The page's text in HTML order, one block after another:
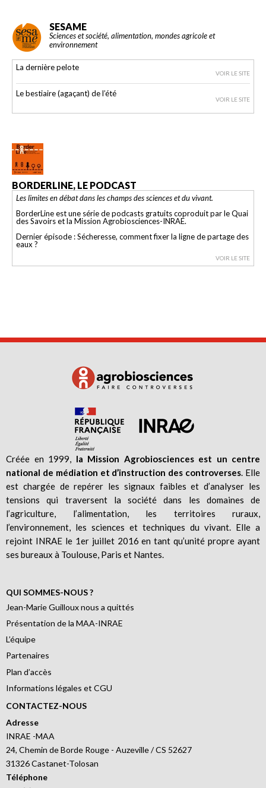
SESAME
Sciences et société, alimentation, mondes agricole et
environnement
La dernière pelote
VOIR LE SITE
Le bestiaire (agaçant) de l’été
VOIR LE SITE
BORDERLINE, LE PODCAST
Les limites en débat dans les champs des sciences et du vivant.
BorderLine est une série de podcasts gratuits coproduit par le Quai
des Savoirs et la Mission Agrobiosciences-INRAE.
Dernier épisode : Sécheresse, comment fixer la ligne de partage des
eaux ?
VOIR LE SITE
Créée en 1999, la Mission Agrobiosciences est un centre
national de médiation et d’instruction des controverses. Elle
est chargée de repérer les signaux faibles et d’analyser les
tensions qui traversent la société dans les domaines de
l’agriculture, l’alimentation, les territoires ruraux,
l’environnement, les sciences et techniques du vivant. Elle a
rejoint INRAE le 1er juillet 2016 en tant qu’unité propre ayant
ses bureaux à Toulouse, Paris et Nantes.
QUI SOMMES-NOUS ?
Jean-Marie Guilloux nous a quittés
Présentation de la MAA-INRAE
L’équipe
Partenaires
Plan d’accès
Informations légales et CGU
CONTACTEZ-NOUS
Adresse
INRAE -MAA
24, Chemin de Borde Rouge - Auzeville / CS 52627
31326 Castanet-Tolosan
Téléphone